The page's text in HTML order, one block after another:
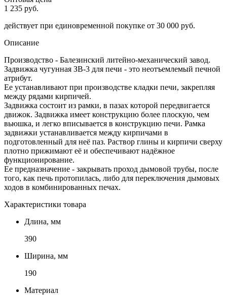
1 235 руб.
действует при единовременной покупке от 30 000 руб.
Описание
Производство - Балезинский литейно-механический завод.
Задвижка чугунная ЗВ-3 для печи - это неотъемлемый печной
атрибут.
Ее устанавливают при производстве кладки печи, закрепляя
между рядами кирпичей.
Задвижка состоит из рамки, в пазах которой передвигается
движок. Задвижка имеет конструкцию более плоскую, чем
вьюшка, и легко вписывается в конструкцию печи. Рамка
задвижки устанавливается между кирпичами в
подготовленный для неё паз. Раствор глины и кирпичи сверху
плотно прижимают её и обеспечивают надёжное
функционирование.
Ее предназначение - закрывать проход дымовой трубы, после
того, как печь протопилась, либо для переключения дымовых
ходов в комбинированных печах.
Характеристики товара
Длина, мм
390
Ширина, мм
190
Материал